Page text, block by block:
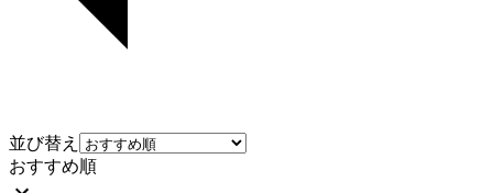
並び替え
おすすめ順